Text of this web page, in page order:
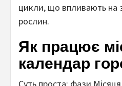
цикли, що впливають на
рослин.
Як працює
календар
Суть проста: фази Місяця